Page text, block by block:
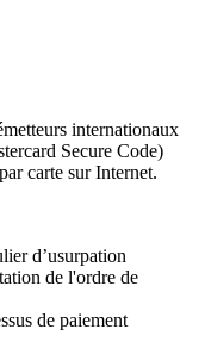
internationaux
Secure Code)
carte sur Internet.
d’usurpation
de l'ordre de
de paiement